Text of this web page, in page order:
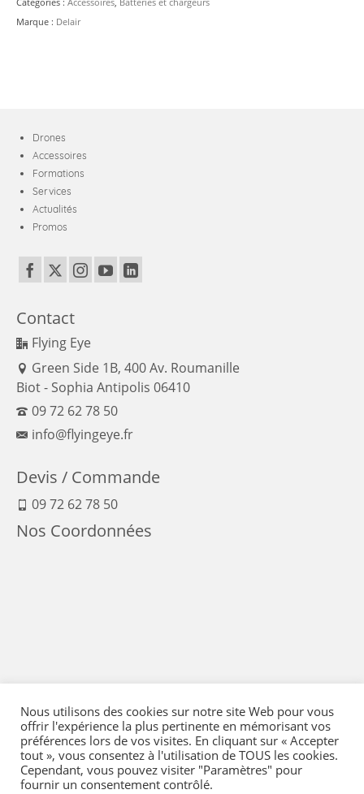
Marque : Delair
Drones
Accessoires
Formations
Services
Actualités
Promos
Contact
Flying Eye
Green Side 1B, 400 Av. Roumanille
Biot - Sophia Antipolis 06410
09 72 62 78 50
info@flyingeye.fr
Devis / Commande
09 72 62 78 50
Nos Coordonnées
Mentions Légales-Conditions générales de vente
Nous utilisons des cookies sur notre site Web pour vous
offrir l'expérience la plus pertinente en mémorisant vos
préférences lors de vos visites. En cliquant sur « Accepter
tout », vous consentez à l'utilisation de TOUS les cookies.
Cependant, vous pouvez visiter "Paramètres" pour
fournir un consentement contrôlé.